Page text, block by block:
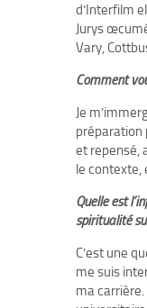
d’Interfilm
Jurys
Vary,
Comment
Je
préparation
et repensé,
le contexte,
Quelle est
spiritualité
C’est une
me suis
ma carrière.